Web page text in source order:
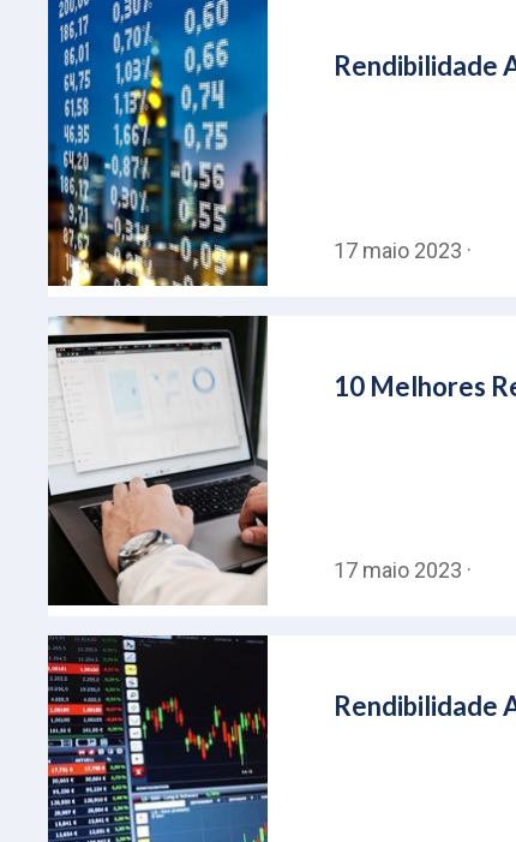
Rendibilidade
17 maio 2023 ·
10 Melhores
17 maio 2023 ·
Rendibilidade